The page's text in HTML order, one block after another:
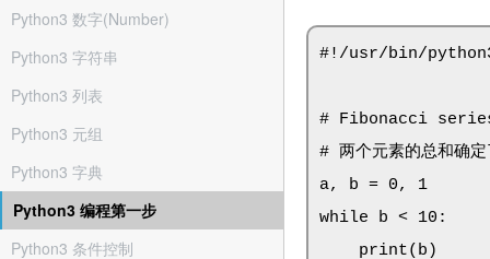
Python3 数字(Number)
Python3 字符串
Python3 列表
Python3 元组
Python3 字典
Python3 编程第一步
Python3 条件控制
#!/usr/bin/
# Fibonacci
# 两个元素的总和确
a, b = 0, 1
while b < 10:
print(b)